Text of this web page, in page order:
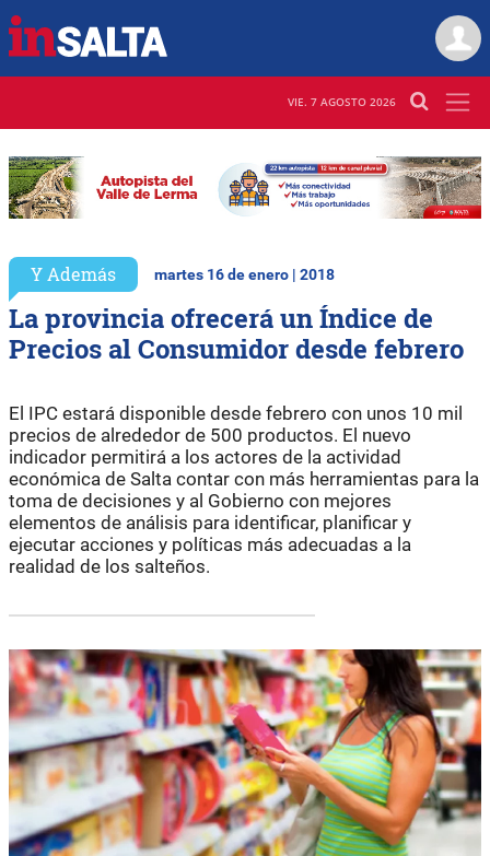
VIE. 7 AGOSTO 2026
Y Además martes 16 de enero | 2018
La provincia ofrecerá un Índice de
Precios al Consumidor desde febrero
El IPC estará disponible desde febrero con unos 10 mil
precios de alrededor de 500 productos. El nuevo
indicador permitirá a los actores de la actividad
económica de Salta contar con más herramientas para la
toma de decisiones y al Gobierno con mejores
elementos de análisis para identificar, planificar y
ejecutar acciones y políticas más adecuadas a la
realidad de los salteños.